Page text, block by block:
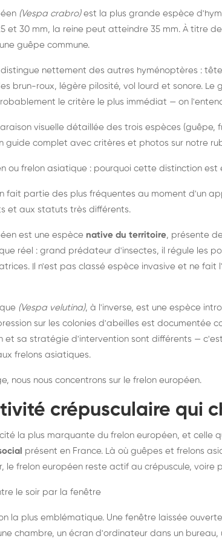
(Vespa crabro)est la plus grande espèce
et 30 mm, la reine peut atteindre 35 mm. À titre
guêpe commune.
nettement des autres hyménoptères :
brun-roux, légère pilosité, vol lourd et sonore.
le critère le plus immédiat — on
visuelle détaillée des trois espèces (guêpe,
guide complet avec critères et photos sur notre
ou frelon asiatique : pourquoi cette distinction est
fait partie des plus fréquentes au moment d'un
et aux statuts très différents.
est une espèce native du territoire, présente
réel : grand prédateur d'insectes, il régule les
Il n'est pas classé espèce invasive et ne fait
(Vespa velutina), à l'inverse, est une espèce
sur les colonies d'abeilles est documentée
et sa stratégie d'intervention sont différents —
frelons asiatiques.
nous nous concentrons sur le frelon européen.
crépusculaire qui
la plus marquante du frelon européen, et celle
présent en France. Là où guêpes et frelons
le frelon européen reste actif au crépuscule, voire
le soir par la fenêtre
la plus emblématique. Une fenêtre laissée
chambre, un écran d'ordinateur dans un